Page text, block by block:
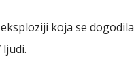
koja se dogodila